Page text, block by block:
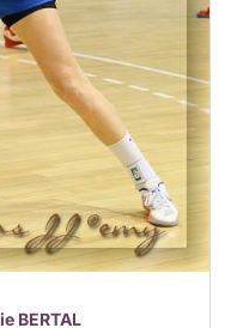
BERTAL